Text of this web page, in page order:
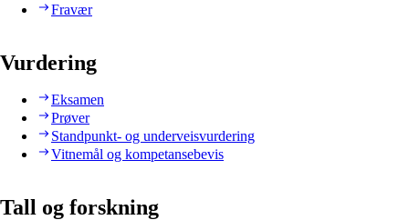
Fravær
Vurdering
Eksamen
Prøver
Standpunkt- og underveisvurdering
Vitnemål og kompetansebevis
Tall og forskning